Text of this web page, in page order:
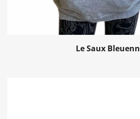
Le Saux Bleuenn